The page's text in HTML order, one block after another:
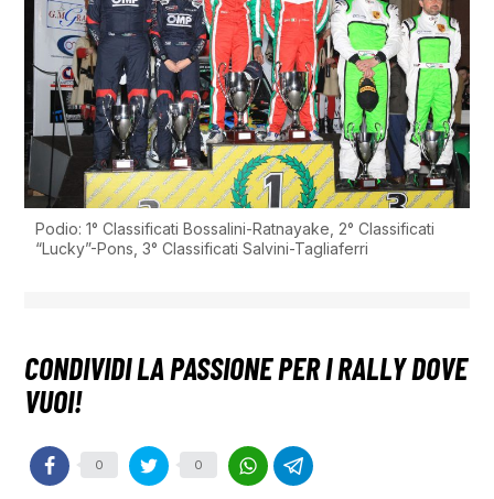
Podio: 1° Classificati Bossalini-Ratnayake, 2° Classificati
“Lucky”-Pons, 3° Classificati Salvini-Tagliaferri
0 0